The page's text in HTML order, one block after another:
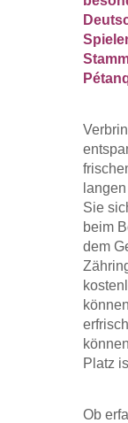
Sie
beim
dem
Platz
Ob